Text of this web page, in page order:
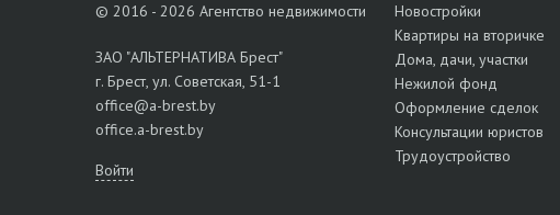
© 2016 - 2026 Агентство недвижимости
ЗАО "АЛЬТЕРНАТИВА Брест"
г. Брест, ул. Советская, 51-1
office@a-brest.by
office.a-brest.by
Войти
Новостройки
Квартиры на вторичке
Дома, дачи, участки
Нежилой фонд
Оформление сделок
Консультации юристов
Трудоустройство